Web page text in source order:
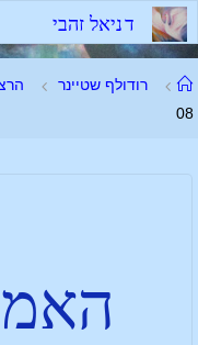
דניאל זהבי
רודולף שטיינר
08